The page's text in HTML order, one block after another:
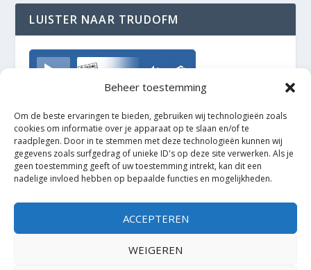
Beheer toestemming
Om de beste ervaringen te bieden, gebruiken wij technologieën zoals
cookies om informatie over je apparaat op te slaan en/of te
raadplegen. Door in te stemmen met deze technologieën kunnen wij
gegevens zoals surfgedrag of unieke ID's op deze site verwerken. Als je
geen toestemming geeft of uw toestemming intrekt, kan dit een
nadelige invloed hebben op bepaalde functies en mogelijkheden.
ACCEPTEREN
WEIGEREN
LUISTER NAAR TRUDOFM
TrudoFM